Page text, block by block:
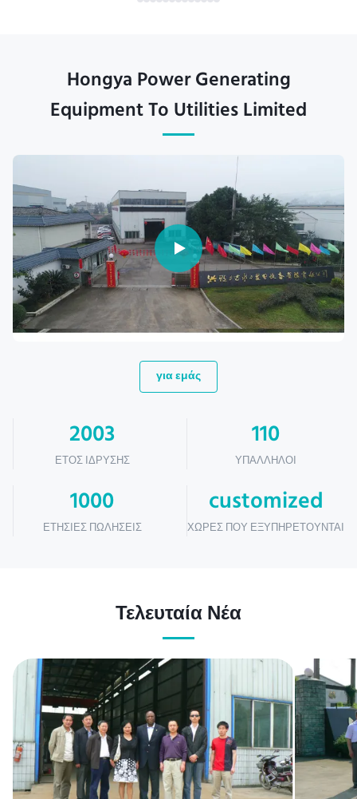
Hongya Power Generating
Equipment To Utilities Limited
για εμάς
2003
ΈΤΟΣ ΊΔΡΥΣΗΣ
110
ΥΠΆΛΛΗΛΟΙ
1000
ΕΤΉΣΙΕΣ ΠΩΛΉΣΕΙΣ
customized
ΧΏΡΕΣ ΠΟΥ ΕΞΥΠΗΡΕΤΟΎΝΤΑΙ
Τελευταία Νέα